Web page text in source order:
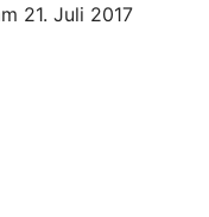
21. Juli 2017